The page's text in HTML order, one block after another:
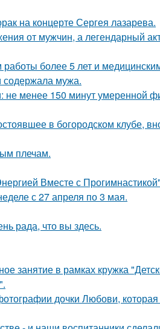
на концерте Сергея лазарева.
от мужчин, а легендарный
более 5 лет и
содержала мужа.
менее 150 минут умеренной
в богородском клубе,
плечам.
Вместе с
с 27 апреля по 3 мая.
рада, что вы здесь.
занятие в рамках кружка
дочки Любови, которая